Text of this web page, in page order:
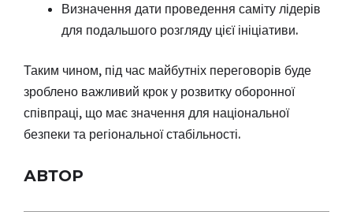
Визначення дати проведення саміту лідерів
для подальшого розгляду цієї ініціативи.
Таким чином, під час майбутніх переговорів буде
зроблено важливий крок у розвитку оборонної
співпраці, що має значення для національної
безпеки та регіональної стабільності.
АВТОР